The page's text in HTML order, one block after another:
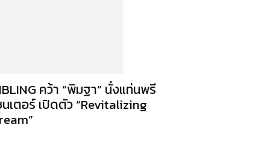
คว้า “พิมฐา” นั่งแท่นพรี
นเตอร์ เปิดตัว “Revitalizing